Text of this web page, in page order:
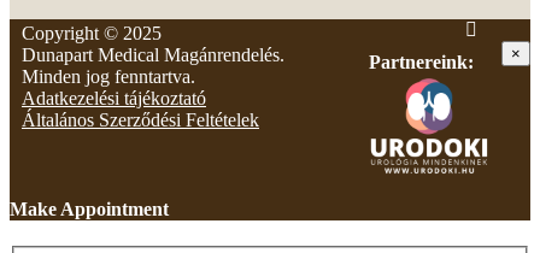
Copyright © 2025
Dunapart Medical Magánrendelés.
Minden jog fenntartva.
Adatkezelési tájékoztató
Általános Szerződési Feltételek
Partnereink: ×
Make Appointment